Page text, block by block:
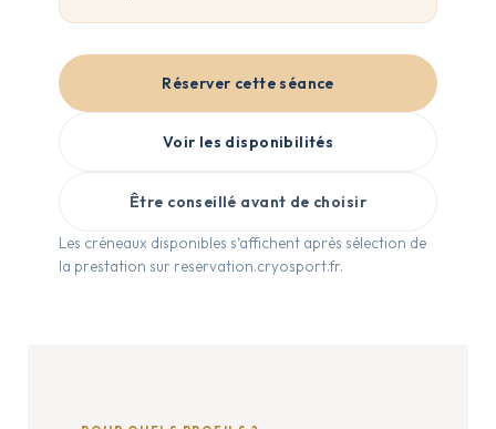
Réserver cette séance
Voir les disponibilités
Être conseillé avant de choisir
Les créneaux disponibles s’affichent après sélection de
la prestation sur reservation.cryosport.fr.